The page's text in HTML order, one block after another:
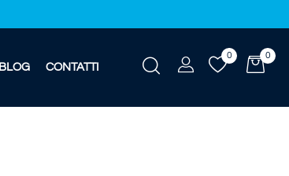
BLOG CONTATTI
0
0